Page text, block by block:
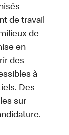
de travail
de
en
des
à
Des
sur